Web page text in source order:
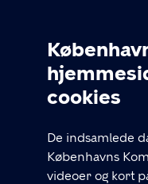
cookies
De indsamlede
Københavns
videoer og kort
33 66 10 03
Alle hverdage 9-
GENVEJE